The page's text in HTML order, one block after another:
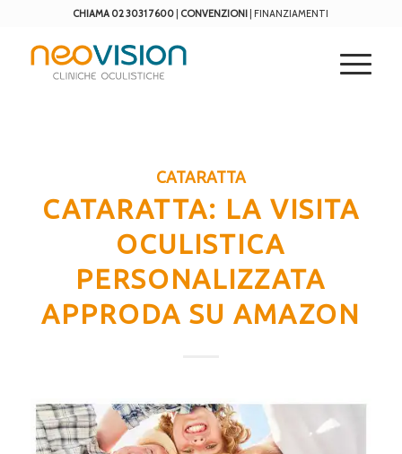
CHIAMA 02 3031 7600 CONVENZIONI FINANZIAMENTI
CATARATTA
CATARATTA: LA VISITA
OCULISTICA
PERSONALIZZATA
APPRODA SU AMAZON